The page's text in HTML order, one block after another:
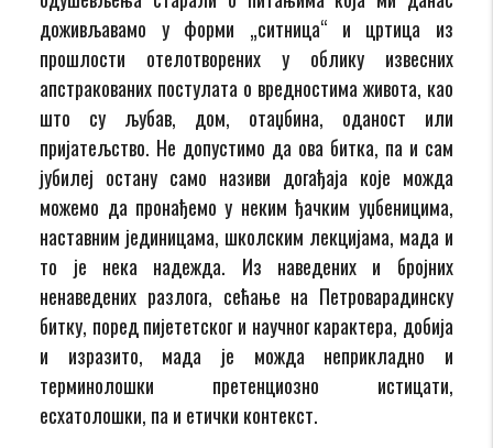
доживљавамо у форми „ситница“ и цртица из
прошлости отелотворених у облику извесних
апстракованих постулата о вредностима живота, као
што су љубав, дом, отаџбина, оданост или
пријатељство. Не допустимо да ова битка, па и сам
јубилеј остану само називи догађаја које можда
можемо да пронађемо у неким ђачким уџбеницима,
наставним јединицама, школским лекцијама, мада и
то је нека надежда. Из наведених и бројних
ненаведених разлога, сећање на Петроварадинску
битку, поред пијететског и научног карактера, добија
и изразито, мада је можда неприкладно и
терминолошки претенциозно истицати,
есхатолошки, па и етички контекст.